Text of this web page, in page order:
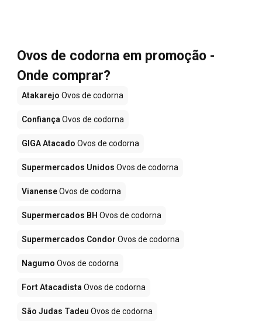
Ovos de codorna em promoção -
Onde comprar?
Atakarejo Ovos de codorna
ConfiançaOvos de codorna
GIGA Atacado Ovos de codorna
Supermercados Unidos Ovos de codorna
VianenseOvos de codorna
Supermercados BH Ovos de codorna
Supermercados Condor Ovos de codorna
Nagumo Ovos de codorna
Fort AtacadistaOvos de codorna
São Judas Tadeu Ovos de codorna